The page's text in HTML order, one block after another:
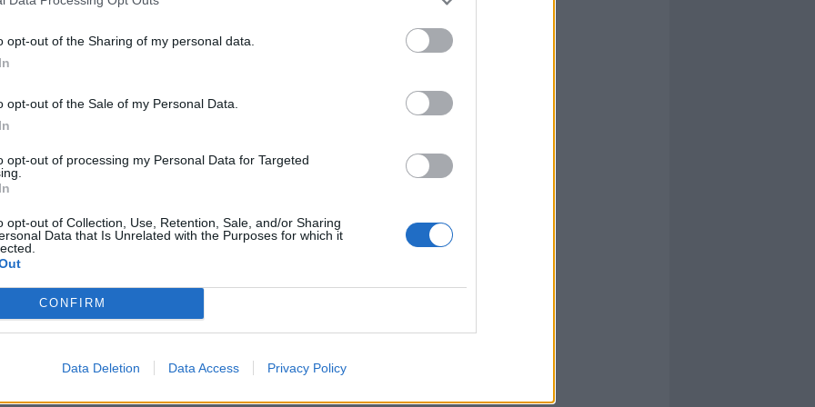
opt-out of the Sharing of my personal data.
opt-out of the Sale of my Personal Data.
opt-out of processing my Personal Data for Targeted
opt-out of Collection, Use, Retention, Sale, and/or Sharing
Data that Is Unrelated with the Purposes for which it
CONFIRM
Data Deletion Data Access Privacy Policy
riaprire tutto senza
coprifuoco
Non solo in Gran Bretagna. Il 31
è stato rilevato il primo caso in
nell’Alto Reno, al confine con la
nell'Europa continentale erano
casi anche in